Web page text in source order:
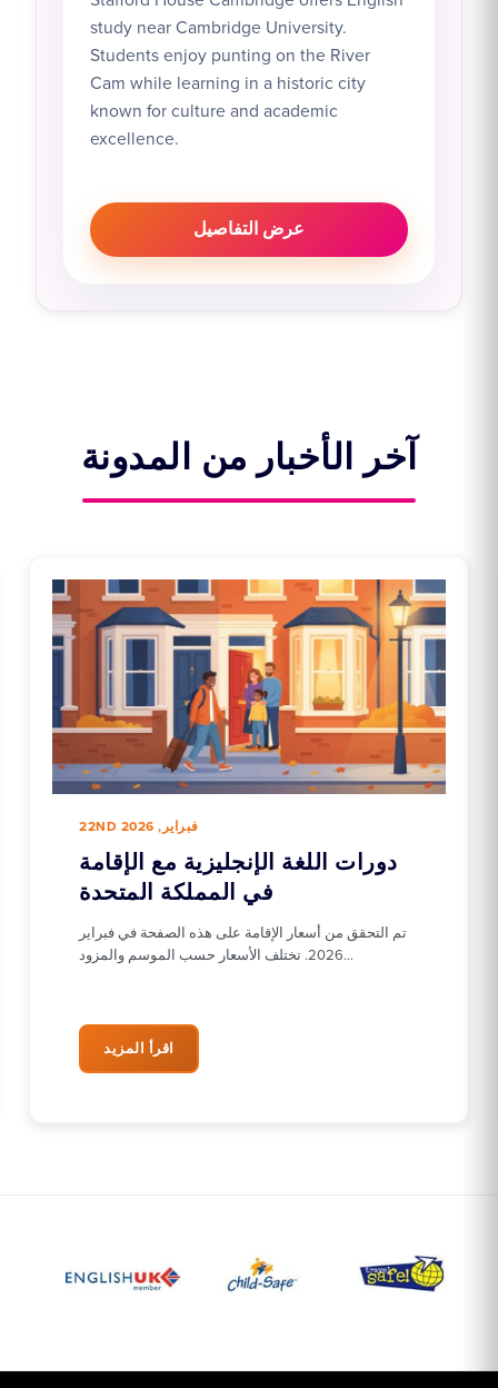
study near Cambridge University.
Students enjoy punting on the River
Cam while learning in a historic city
known for culture and academic
excellence.
عرض التفاصيل
آخر الأخبار من المدونة
22ND فبراير, 2026
دورات اللغة الإنجليزية مع الإقامة
في المملكة المتحدة
تم التحقق من أسعار الإقامة على هذه الصفحة في فبراير
2026. تختلف الأسعار حسب الموسم والمزود…
اقرأ المزيد